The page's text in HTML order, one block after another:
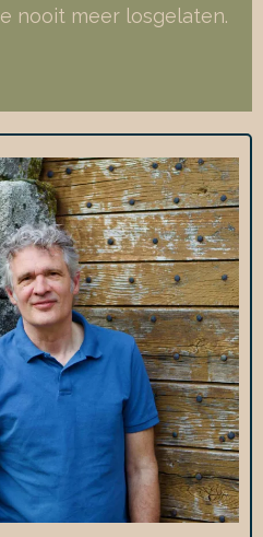
nooit meer losgelaten.